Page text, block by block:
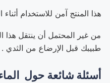
هذا المنتج آمن للاستخدام أثناء
من غير المحتمل أن ينتقل هذا
طبيبك قبل الإرضاع من الثدي .
أسئلة شائعة حول